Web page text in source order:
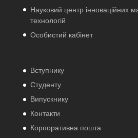
Науковий центр інноваційних
технологій
Особистий кабінет
Вступнику
Студенту
Випускнику
Контакти
Корпоративна пошта